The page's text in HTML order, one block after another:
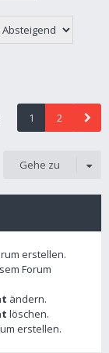
1 2
Gehe zu
erstellen.
Forum
ändern.
löschen.
erstellen.